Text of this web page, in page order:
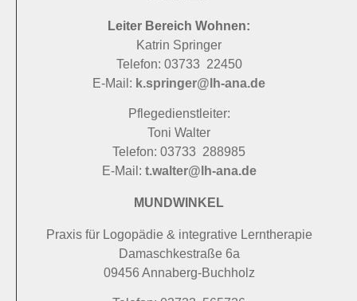
Leiter Bereich Wohnen:
Katrin Springer
Telefon: 03733 22450
E-Mail: k.springer@lh-ana.de
Pflegedienstleiter:
Toni Walter
Telefon: 03733 288985
E-Mail: t.walter@lh-ana.de
MUNDWINKEL
Praxis für Logopädie & integrative Lerntherapie
Damaschkestraße 6a
09456 Annaberg-Buchholz